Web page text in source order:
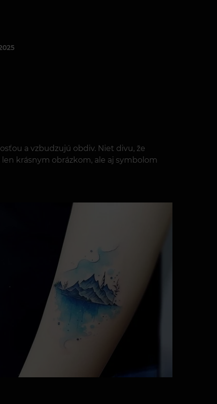
a vzbudzujú obdiv. Niet divu, že
krásnym obrázkom, ale aj symbolom